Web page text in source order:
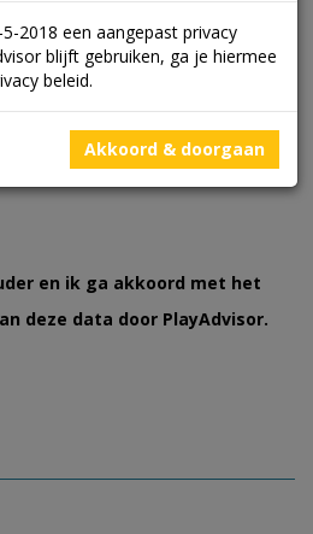
en ik ga akkoord met het
deze data door PlayAdvisor.
2018 een aangepast privacy
blijft gebruiken, ga je hiermee
beleid.
Akkoord & doorgaan